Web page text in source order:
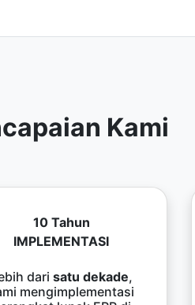
Kami
10 Tahun
IMPLEMENTASI
dari satu dekade,
mengimplementasi